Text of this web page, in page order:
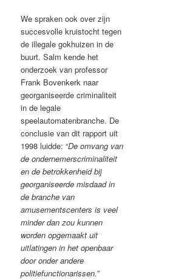
We spraken ook over zijn
succesvolle kruistocht tegen
de illegale gokhuizen in de
buurt. Salm kende het
onderzoek van professor
Frank Bovenkerk naar
georganiseerde criminaliteit
in de legale
speelautomatenbranche. De
conclusie van dit rapport uit
1998 luidde: “De omvang van
de ondernemerscriminaliteit
en de betrokkenheid bij
georganiseerde misdaad in
de branche van
amusementscenters is veel
minder dan zou kunnen
worden opgemaakt uit
uitlatingen in het openbaar
door onder andere
politiefunctionarissen.”